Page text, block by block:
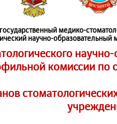
медико-
научно-
комиссии по